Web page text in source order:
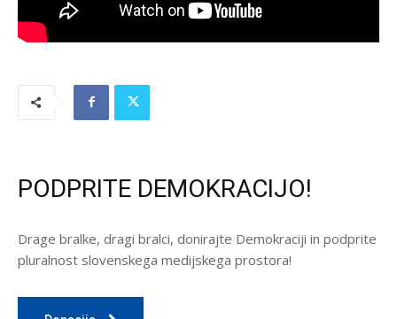
PODPRITE DEMOKRACIJO!
Drage bralke, dragi bralci, donirajte Demokraciji in podprite
pluralnost slovenskega medijskega prostora!